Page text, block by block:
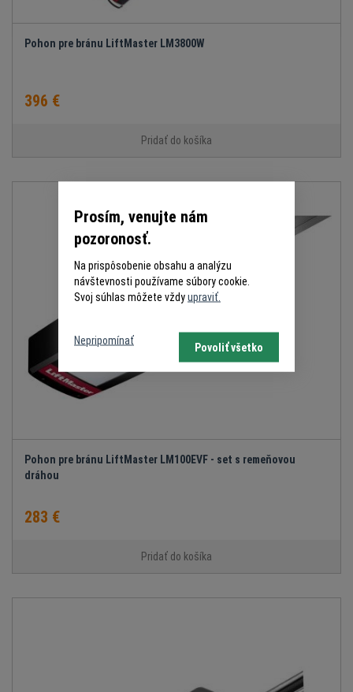
Pohon pre bránu LiftMaster LM3800W
396 €
Pridať do košíka
Pohon pre bránu LiftMaster LM100EVF - set s remeňovou
dráhou
283 €
Pridať do košíka
Prosím, venujte nám
pozoronosť.
Na prispôsobenie obsahu a analýzu
návštevnosti používame súbory cookie.
Svoj súhlas môžete vždyupraviť.
Nepripomínať
Povoliť všetko